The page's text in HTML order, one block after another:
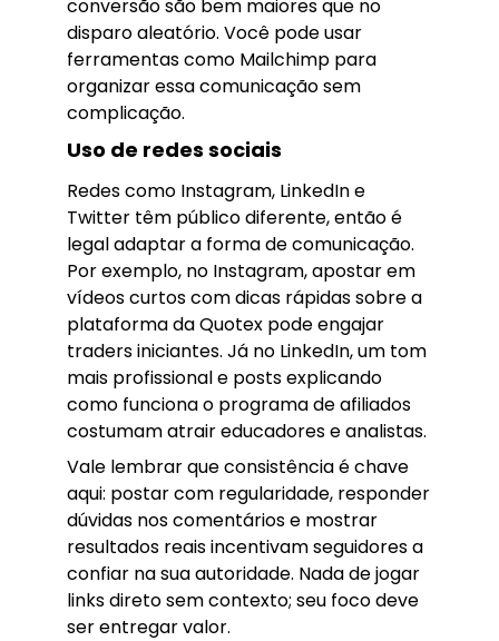
conversão são bem maiores que no
disparo aleatório. Você pode usar
ferramentas como Mailchimp para
organizar essa comunicação sem
complicação.
Uso de redes sociais
Redes como Instagram, LinkedIn e
Twitter têm público diferente, então é
legal adaptar a forma de comunicação.
Por exemplo, no Instagram, apostar em
vídeos curtos com dicas rápidas sobre a
plataforma da Quotex pode engajar
traders iniciantes. Já no LinkedIn, um tom
mais profissional e posts explicando
como funciona o programa de afiliados
costumam atrair educadores e analistas.
Vale lembrar que consistência é chave
aqui: postar com regularidade, responder
dúvidas nos comentários e mostrar
resultados reais incentivam seguidores a
confiar na sua autoridade. Nada de jogar
links direto sem contexto; seu foco deve
ser entregar valor.